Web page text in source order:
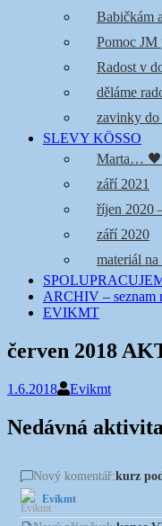
Babičkám
Pomoc JM
Radost v
děláme
zavinky
SLEVY KÖSSO
Marta… 🖤
září 2021
říjen 2020
září 2020
materiál
ARCHIV – seznam
EVIKMT
červen 2018
1.6.2018 Evikmt
Nedávná aktivita
Nový komentář:kurz
Evikmt